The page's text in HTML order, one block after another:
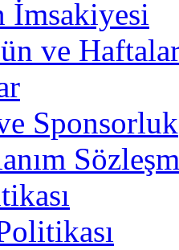
İmsakiyesi
ve
Sponsorluk